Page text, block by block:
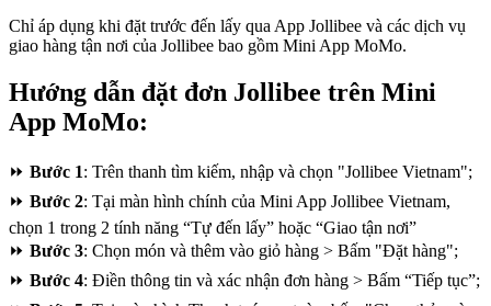
Chỉ áp dụng khi đặt trước đến lấy qua App Jollibee và các dịch vụ
giao hàng tận nơi của Jollibee bao gồm Mini App MoMo.
Hướng dẫn đặt đơn Jollibee trên Mini
App MoMo:
⏩ Bước 1: Trên thanh tìm kiếm, nhập và chọn "Jollibee Vietnam";
⏩ Bước 2: Tại màn hình chính của Mini App Jollibee Vietnam,
chọn 1 trong 2 tính năng “Tự đến lấy” hoặc “Giao tận nơi”
⏩ Bước 3: Chọn món và thêm vào giỏ hàng > Bấm "Đặt hàng";
⏩ Bước 4: Điền thông tin và xác nhận đơn hàng > Bấm “Tiếp tục”;